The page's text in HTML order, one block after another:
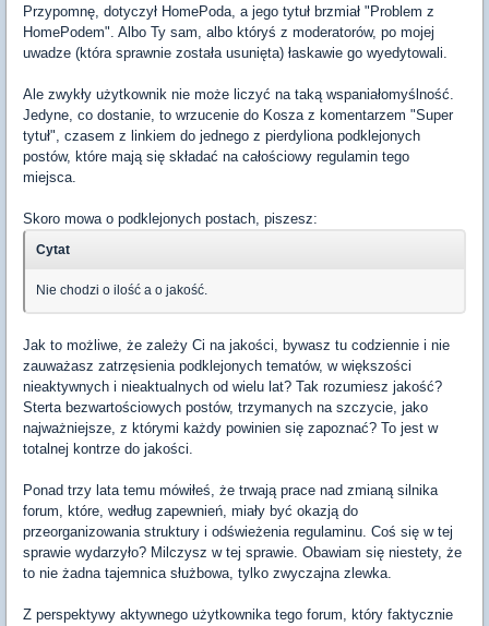
Przypomnę, dotyczył HomePoda, a jego tytuł brzmiał "Problem z
HomePodem". Albo Ty sam, albo któryś z moderatorów, po mojej
uwadze (która sprawnie została usunięta) łaskawie go wyedytowali.
Ale zwykły użytkownik nie może liczyć na taką wspaniałomyślność.
Jedyne, co dostanie, to wrzucenie do Kosza z komentarzem "Super
tytuł", czasem z linkiem do jednego z pierdyliona podklejonych
postów, które mają się składać na całościowy regulamin tego
miejsca.
Skoro mowa o podklejonych postach, piszesz:
Cytat
Nie chodzi o ilość a o jakość.
Jak to możliwe, że zależy Ci na jakości, bywasz tu codziennie i nie
zauważasz zatrzęsienia podklejonych tematów, w większości
nieaktywnych i nieaktualnych od wielu lat? Tak rozumiesz jakość?
Sterta bezwartościowych postów, trzymanych na szczycie, jako
najważniejsze, z którymi każdy powinien się zapoznać? To jest w
totalnej kontrze do jakości.
Ponad trzy lata temu mówiłeś, że trwają prace nad zmianą silnika
forum, które, według zapewnień, miały być okazją do
przeorganizowania struktury i odświeżenia regulaminu. Coś się w tej
sprawie wydarzyło? Milczysz w tej sprawie. Obawiam się niestety, że
to nie żadna tajemnica służbowa, tylko zwyczajna zlewka.
Z perspektywy aktywnego użytkownika tego forum, który faktycznie